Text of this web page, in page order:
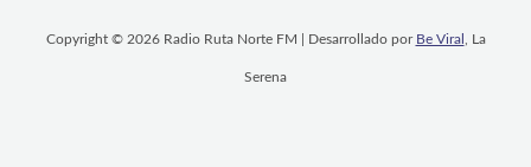
Copyright © 2026 Radio Ruta Norte FM | Desarrollado por Be Viral , La
Serena